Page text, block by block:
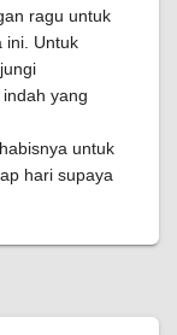
ragu untuk
ini. Untuk
yang
untuk
hari supaya